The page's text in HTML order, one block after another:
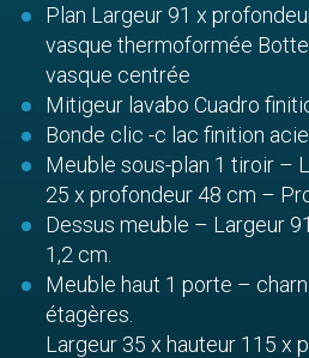
Plan Largeur 91 x
vasque thermoformée
vasque centrée
Mitigeur lavabo Cuadro
Bonde clic -c lac finition
Meuble sous-plan 1 tiroir –
25 x profondeur 48 cm –
Dessus meuble – Largeur
1,2 cm.
Meuble haut 1 porte –
étagères.
Largeur 35 x hauteur 115 x